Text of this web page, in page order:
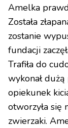
Amelka
Została
zostanie
fundacji
Trafiła do
wykonał
opiekunek
otworzyła się
zwierzaki.